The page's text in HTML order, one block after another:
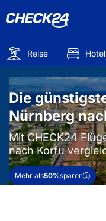
Reise Hotel
Die
Nürnberg
Mit CHECK24
nach Korfu
Mehr als50%sparen